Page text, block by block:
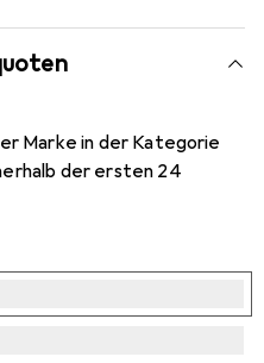
Marke in der Kategorie
der ersten 24